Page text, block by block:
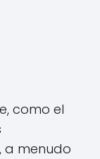
como el
a menudo